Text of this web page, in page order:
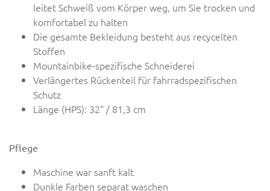
leitet Schweiß vom Körper weg, um Sie trocken und
komfortabel zu halten
Die gesamte Bekleidung besteht aus recycelten
Stoffen
Mountainbike-spezifische Schneiderei
Verlängertes Rückenteil für fahrradspezifischen
Schutz
Länge (HPS): 32" / 81,3 cm
Pflege
Maschine war sanft kalt
Dunkle Farben separat waschen